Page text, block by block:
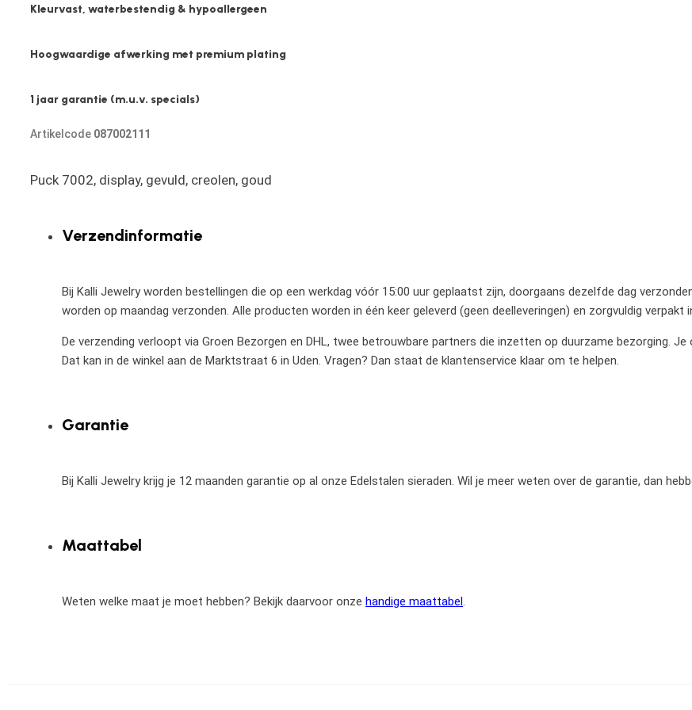
Kleurvast, waterbestendig & hypoallergeen
Hoogwaardige afwerking met premium plating
1 jaar garantie (m.u.v. specials)
Artikelcode 087002111
Puck 7002, display, gevuld, creolen, goud
Verzendinformatie
Bij Kalli Jewelry worden bestellingen die op een werkdag vóór 15:00 uur geplaatst zijn, doorgaans dezelfde dag
worden op maandag verzonden. Alle producten worden in één keer geleverd (geen deelleveringen) en zorgvuldig
De verzending verloopt via Groen Bezorgen en DHL, twee betrouwbare partners die inzetten op duurzame bezorging.
Dat kan in de winkel aan de Marktstraat 6 in Uden. Vragen? Dan staat de klantenservice klaar om te helpen.
Garantie
Bij Kalli Jewelry krijg je 12 maanden garantie op al onze Edelstalen sieraden. Wil je meer weten over de garantie, dan
Maattabel
Weten welke maat je moet hebben? Bekijk daarvoor onze handige maattabel.